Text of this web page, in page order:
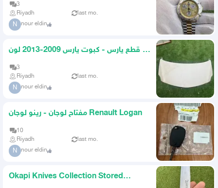
3
Riyadh
last mo.
N nour eldin
قطع يارس - كبوت يارس 2009-2013 لون
3
Riyadh
last mo.
N nour eldin
مفتاح لوجان - رينو لوجان Renault Logan
10
Riyadh
last mo.
N nour eldin
Okapi Knives Collection Stored